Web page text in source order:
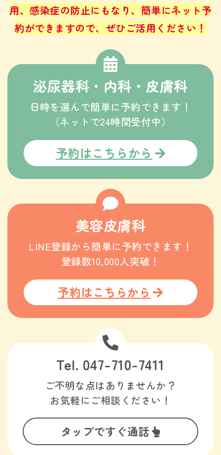
用、感染症の防止にもなり、 簡単にネット予
約ができますので、ぜひご活用ください！
Tel. 047-710-7411
ご不明な点はありませんか？
お気軽にご相談ください！
タップですぐ通話
泌尿器科・内科・皮膚科
日時を選んで簡単に予約できます！
（ネットで24時間受付中）
予約はこちらから
美容皮膚科
LINE登録から簡単に予約できます！
登録数10,000人突破！
予約はこちらから